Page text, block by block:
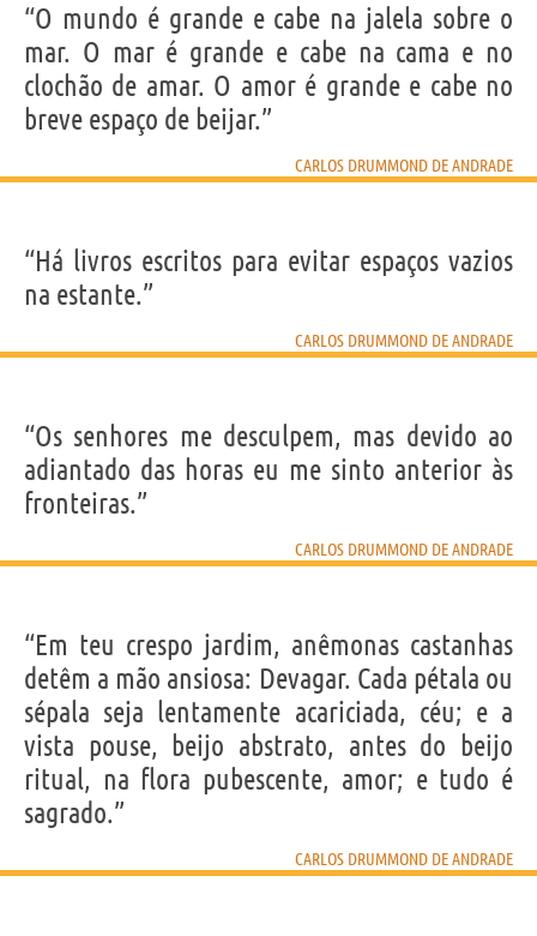
“O mundo é grande e cabe na jalela sobre o
mar. O mar é grande e cabe na cama e no
clochão de amar. O amor é grande e cabe no
breve espaço de beijar.”
CARLOS DRUMMOND DE ANDRADE
“Há livros escritos para evitar espaços vazios
na estante.”
CARLOS DRUMMOND DE ANDRADE
“Os senhores me desculpem, mas devido ao
adiantado das horas eu me sinto anterior às
fronteiras.”
CARLOS DRUMMOND DE ANDRADE
“Em teu crespo jardim, anêmonas castanhas
detêm a mão ansiosa: Devagar. Cada pétala ou
sépala seja lentamente acariciada, céu; e a
vista pouse, beijo abstrato, antes do beijo
ritual, na flora pubescente, amor; e tudo é
sagrado.”
CARLOS DRUMMOND DE ANDRADE